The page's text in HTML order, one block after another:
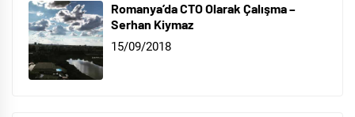
Romanya’da CTO Olarak Çalışma –
Serhan Kiymaz
15/09/2018